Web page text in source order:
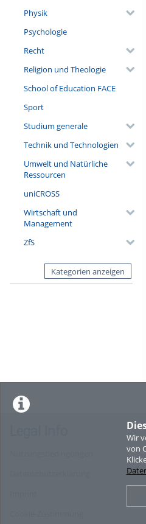
Wir
von
Physik
Psychologie
Recht
Religion und Theologie
School of Education FACE
Sport
Studium generale
Technik und Technologien
Umwelt und Natürliche
Ressourcen
uniCROSS
Wirtschaft und
Management
ZfS
Kategorien anzeigen